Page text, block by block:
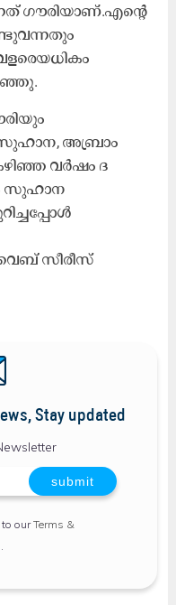
ഗൗരിയാണ്.എന്റെ
സുഹാന, അബ്രാം
വർഷം ദ
സുഹാന
വെബ് സീരീസ്
Stay updated
to ourTerms &